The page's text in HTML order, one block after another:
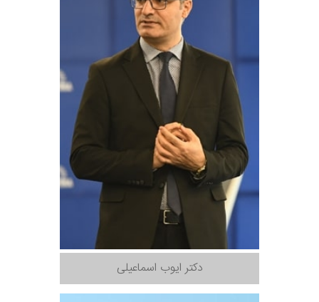
دکتر ایوب اسماعیلی